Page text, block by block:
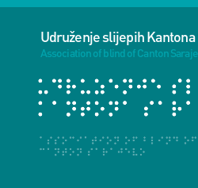
Udruženje slijepih
Association of blind of Canton